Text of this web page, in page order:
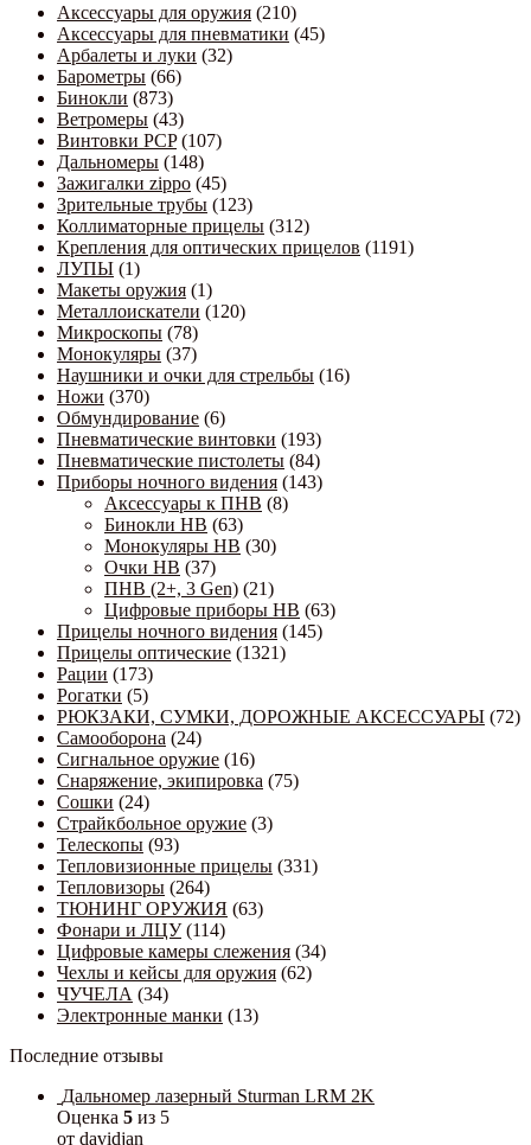
Аксессуары для оружия (210)
Аксессуары для пневматики (45)
Арбалеты и луки (32)
Барометры (66)
Бинокли (873)
Ветромеры (43)
Винтовки PCP (107)
Дальномеры (148)
Зажигалки zippo (45)
Зрительные трубы (123)
Коллиматорные прицелы (312)
Крепления для оптических прицелов (1191)
ЛУПЫ (1)
Макеты оружия (1)
Металлоискатели (120)
Микроскопы (78)
Монокуляры (37)
Наушники и очки для стрельбы (16)
Ножи (370)
Обмундирование (6)
Пневматические винтовки (193)
Пневматические пистолеты (84)
Приборы ночного видения (143)
Аксессуары к ПНВ (8)
Бинокли НВ (63)
Монокуляры НВ (30)
Очки НВ (37)
ПНВ (2+, 3 Gen) (21)
Цифровые приборы НВ (63)
Прицелы ночного видения (145)
Прицелы оптические (1321)
Рации (173)
Рогатки (5)
РЮКЗАКИ, СУМКИ, ДОРОЖНЫЕ АКСЕССУАРЫ (72)
Самооборона (24)
Сигнальное оружие (16)
Снаряжение, экипировка (75)
Сошки (24)
Страйкбольное оружие (3)
Телескопы (93)
Тепловизионные прицелы (331)
Тепловизоры (264)
ТЮНИНГ ОРУЖИЯ (63)
Фонари и ЛЦУ (114)
Цифровые камеры слежения (34)
Чехлы и кейсы для оружия (62)
ЧУЧЕЛА (34)
Электронные манки (13)
Последние отзывы
Дальномер лазерный Sturman LRM 2K
Оценка 5 из 5
от davidjan